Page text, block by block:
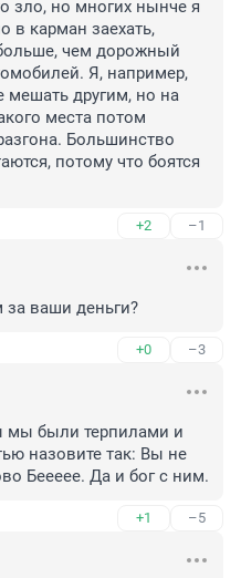
зло, но многих нынче я
карман заехать,
чем дорожный
Я, например,
мешать другим, но на
места потом
Большинство
потому что боятся
+2 –1
ваши деньги?
+0 –3
мы были терпилами и
назовите так: Вы не
Беееее. Да и бог с ним.
+1 –5